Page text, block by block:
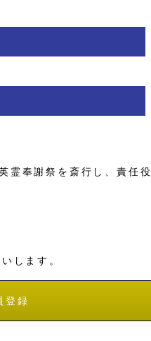
霊奉謝祭を斎行し、責任役
します。
登録